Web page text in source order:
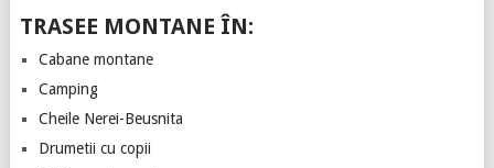
TRASEE MONTANE ÎN:
Cabane montane
Camping
Cheile Nerei-Beusnita
Drumetii cu copii